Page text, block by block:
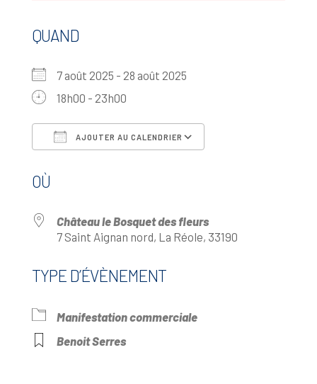
QUAND
7 août 2025 - 28 août 2025
18h00 - 23h00
AJOUTER AU CALENDRIER
OÙ
Château le Bosquet des fleurs
7 Saint Aignan nord, La Réole, 33190
TYPE D’ÉVÈNEMENT
Manifestation commerciale
Benoit Serres